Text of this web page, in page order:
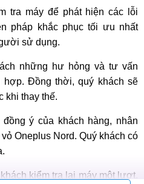
tra máy để phát hiện các lỗi
pháp khắc phục tối ưu nhất
sử dụng.
những hư hỏng và tư vấn
hợp. Đồng thời, quý khách sẽ
khi thay thế.
ý của khách hàng, nhân
Oneplus Nord. Quý khách có
kiểm tra lại máy một lượt.